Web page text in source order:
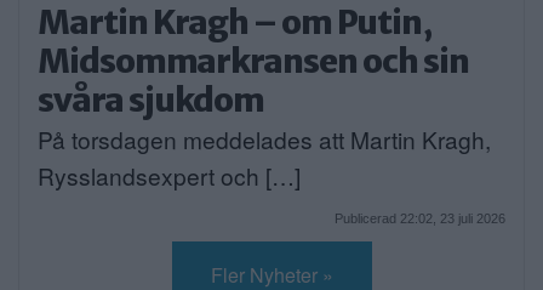
Martin Kragh – om Putin,
Midsommarkransen och sin
svåra sjukdom
På torsdagen meddelades att Martin Kragh,
Rysslandsexpert och […]
Publicerad 22:02, 23 juli 2026
Fler Nyheter »